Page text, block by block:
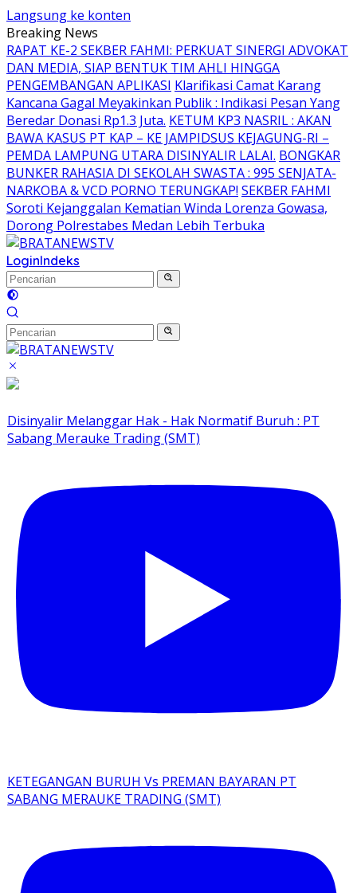
Langsung ke konten
Breaking News
RAPAT KE-2 SEKBER FAHMI: PERKUAT SINERGI ADVOKAT
DAN MEDIA, SIAP BENTUK TIM AHLI HINGGA
PENGEMBANGAN APLIKASI Klarifikasi Camat Karang
Kancana Gagal Meyakinkan Publik : Indikasi Pesan Yang
Beredar Donasi Rp1.3 Juta. KETUM KP3 NASRIL : AKAN
BAWA KASUS PT KAP – KE JAMPIDSUS KEJAGUNG-RI –
PEMDA LAMPUNG UTARA DISINYALIR LALAI. BONGKAR
BUNKER RAHASIA DI SEKOLAH SWASTA : 995 SENJATA-
NARKOBA & VCD PORNO TERUNGKAP! SEKBER FAHMI
Soroti Kejanggalan Kematian Winda Lorenza Gowasa,
Dorong Polrestabes Medan Lebih Terbuka
LoginIndeks
Disinyalir Melanggar Hak - Hak Normatif Buruh : PT
Sabang Merauke Trading (SMT)
KETEGANGAN BURUH Vs PREMAN BAYARAN PT
SABANG MERAUKE TRADING (SMT)